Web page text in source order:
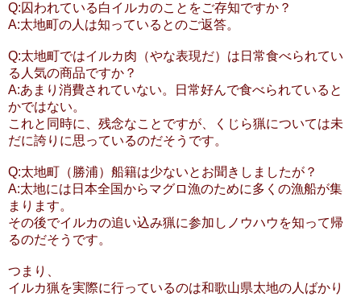
Q:囚われている白イルカのことをご存知ですか？
A:太地町の人は知っているとのご返答。
Q:太地町ではイルカ肉（やな表現だ）は日常食べられてい
る人気の商品ですか？
A:あまり消費されていない。日常好んで食べられていると
かではない。
これと同時に、残念なことですが、くじら猟については未
だに誇りに思っているのだそうです。
Q:太地町（勝浦）船籍は少ないとお聞きしましたが？
A:太地には日本全国からマグロ漁のために多くの漁船が集
まります。
その後でイルカの追い込み猟に参加しノウハウを知って帰
るのだそうです。
つまり、
イルカ猟を実際に行っているのは和歌山県太地の人ばかり